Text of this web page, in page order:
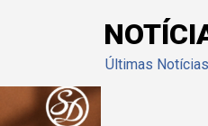
Últimas